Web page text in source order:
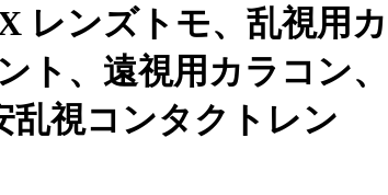
レンズトモ、乱視用カ
ト、遠視用カラコン、
乱視コンタクトレン